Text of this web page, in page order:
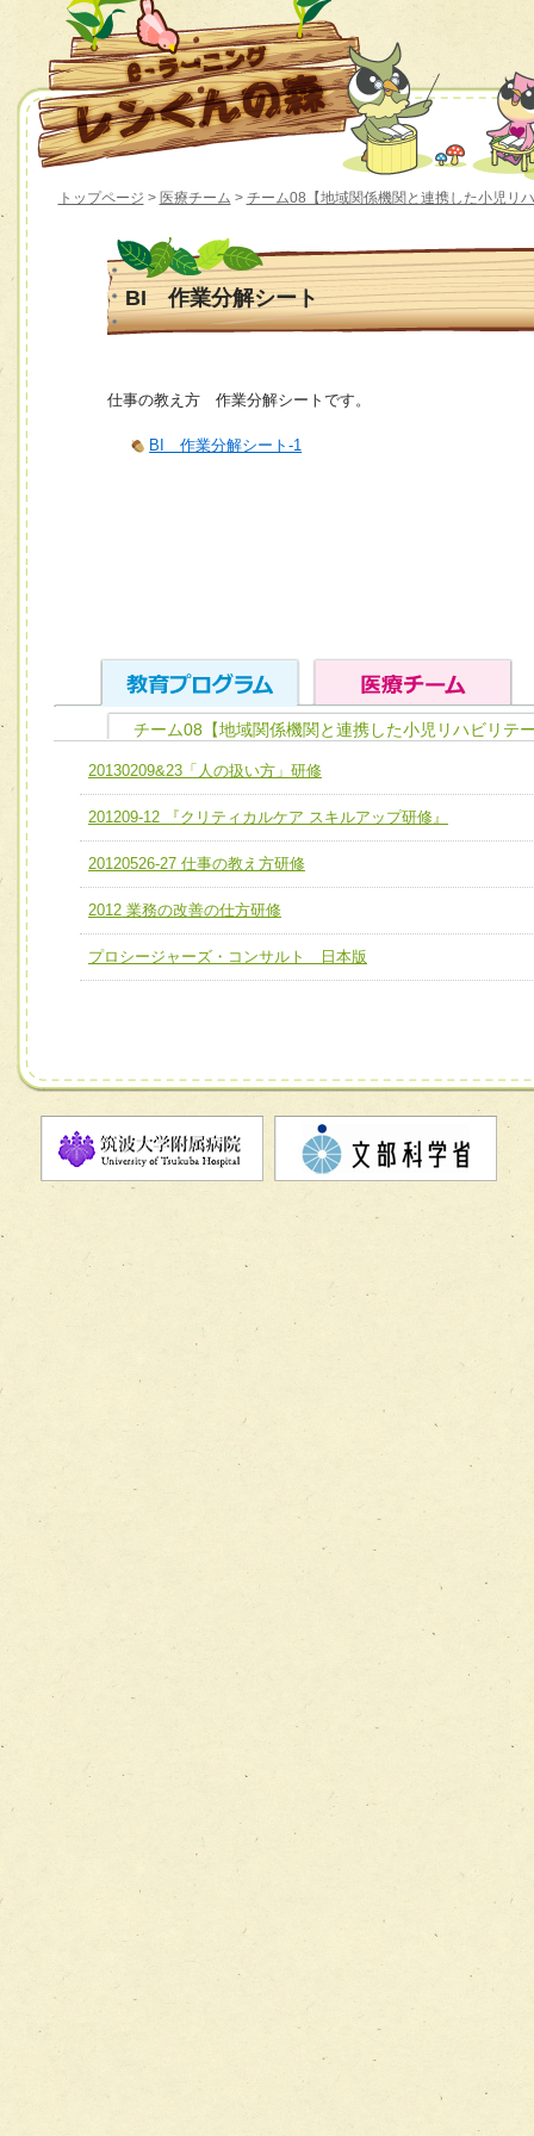
トップページ > 医療チーム > チーム08【地域関係機関と連携した小児リ
BI 作業分解シート
仕事の教え方 作業分解シートです。
BI 作業分解シート-1
ユニット１ 医療人としての基礎能力
全人的医療を実践する医療人として、必要な基礎能力を身
ける
ユニット２ チーム医療構成力
必要に応じて柔軟に医療チームを組織し、強調できる
ユニット３ 多職種連携力
他職種の視点とスキルを学び、相互理解と連携を深める
チーム01【病院内横断的問題解決チーム】
チーム02【地域医療連携推進による高度医療を必要とする
宅患者等支援チーム】
チーム03【癌患者服薬サポートチーム】
チーム04【口腔ケアチーム】
チーム07【病院職員に対する院内感染対策教育チーム】
チーム08【地域関係機関と連携した小児リハビリテーショ
チーム】
チーム09【術前から始める周術期リハビリテーションチー
チーム10【包括的リハビリテーションコンサルテーション
チーム12【こどもの食育支援チーム】
チーム13【非がんに対する緩和ケアチーム】
チーム08【地域関係機関と連携した小児リハビリテ
20130209&23「人の扱い方」研修
201209-12 『クリティカルケア スキルアップ研修』
20120526-27 仕事の教え方研修
2012 業務の改善の仕方研修
プロシージャーズ・コンサルト 日本版